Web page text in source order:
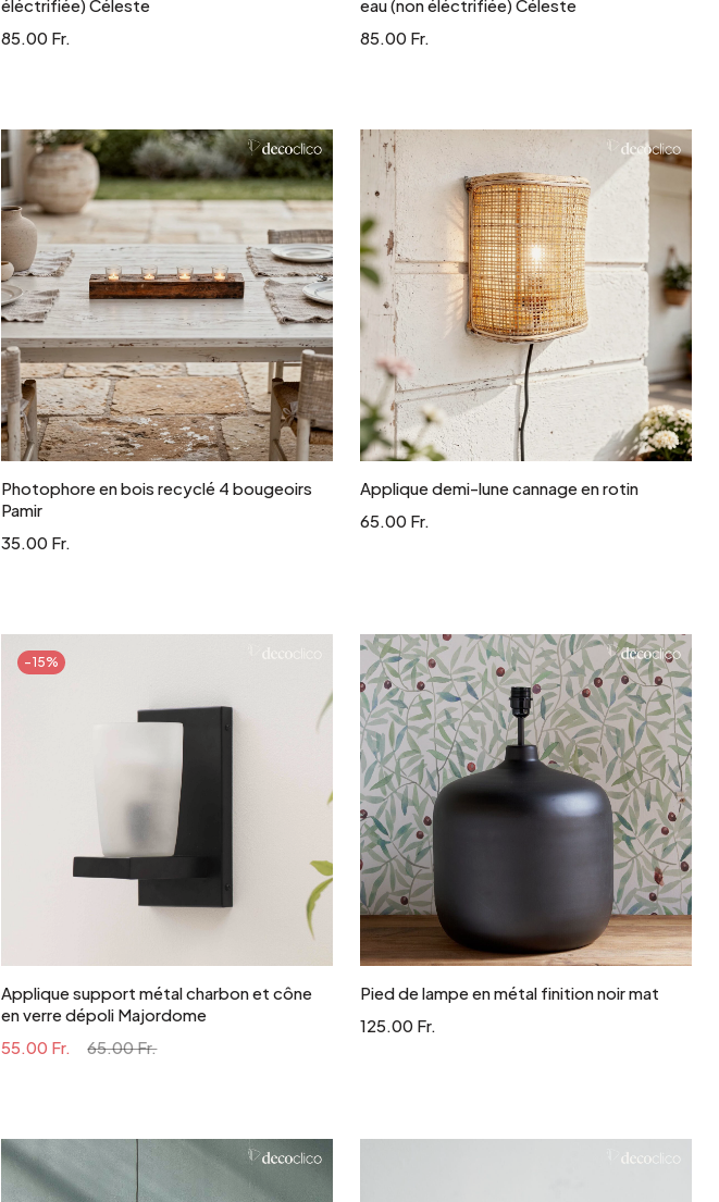
éléctrifiée) Céleste
85.00 Fr.
eau (non éléctrifiée) Céleste
85.00 Fr.
Ajouter au panier
Photophore en bois recyclé 4 bougeoirs
Pamir
35.00 Fr.
Ajouter au panier
Applique demi-lune cannage en rotin
65.00 Fr.
-15%
Ajouter au panier
Applique support métal charbon et cône
en verre dépoli Majordome
55.00 Fr.
65.00 Fr.
Ajouter au panier
Pied de lampe en métal finition noir mat
125.00 Fr.